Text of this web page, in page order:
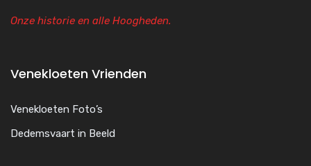
Onze historie en alle Hoogheden.
Venekloeten Vrienden
Venekloeten Foto’s
Dedemsvaart in Beeld